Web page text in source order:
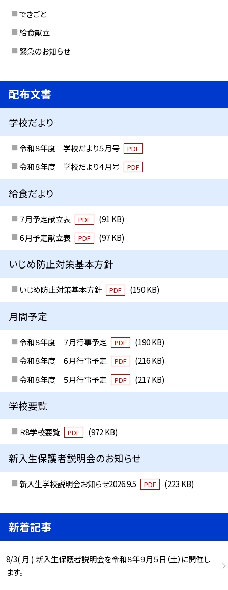
できごと
給食献立
緊急のお知らせ
配布文書
学校だより
令和８年度 学校だより５月号 PDF
令和８年度 学校だより４月号 PDF
給食だより
７月予定献立表 PDF
(91 KB)
６月予定献立表
PDF (97 KB)
いじめ防止対策基本方針
いじめ防止対策基本方針 PDF (150 KB)
月間予定
令和８年度 ７月行事予定 PDF
(190 KB)
令和８年度 ６月行事予定
PDF
(216 KB)
令和８年度 ５月行事予定
PDF (217 KB)
学校要覧
Ｒ8学校要覧 PDF (972 KB)
新入生保護者説明会のお知らせ
新入生学校説明会お知らせ2026.9.5 PDF (223 KB)
新着記事
8/3( 月 ) 新入生保護者説明会を令和８年９月５日（土）に開催し
ます。